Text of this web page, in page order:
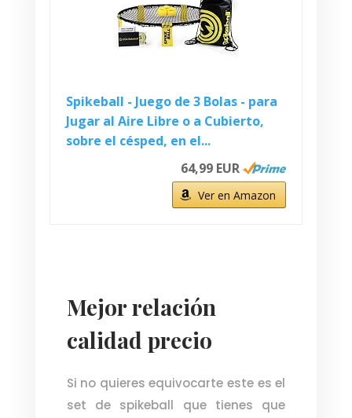
Spikeball - Juego de 3 Bolas - para
Jugar al Aire Libre o a Cubierto,
sobre el césped, en el...
64,99 EUR
Ver en Amazon
Mejor relación
calidad precio
Si no quieres equivocarte este es el
set de spikeball que tienes que